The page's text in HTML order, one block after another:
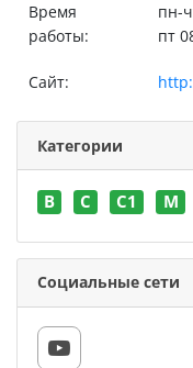
Время
работы:
пн-
пт
Сайт:
Категории
B C C1 M
Социальные сети